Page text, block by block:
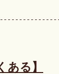
ある】